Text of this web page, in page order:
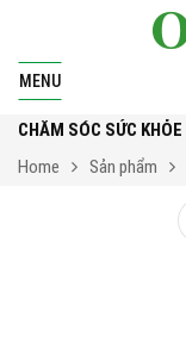
MENU
CHĂM SÓC SỨC KHỎE
Home
Sản phẩm